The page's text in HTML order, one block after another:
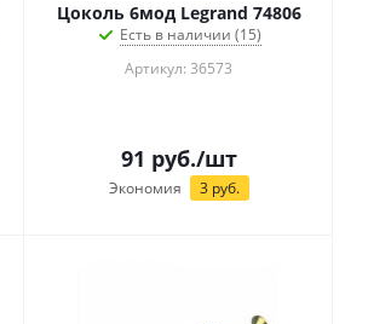
Цоколь 6мод Legrand 74806
Есть в наличии (15)
Артикул: 36573
91 руб./шт
Экономия 3руб.